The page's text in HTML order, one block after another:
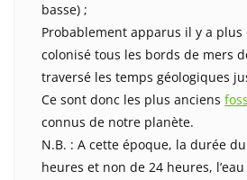
basse) ;
Probablement apparus il y a plus
colonisé tous les bords de mers
traversé les temps géologiques
Ce sont donc les plus anciens
connus de notre planète.
N.B. : A cette époque, la durée
heures et non de 24 heures,